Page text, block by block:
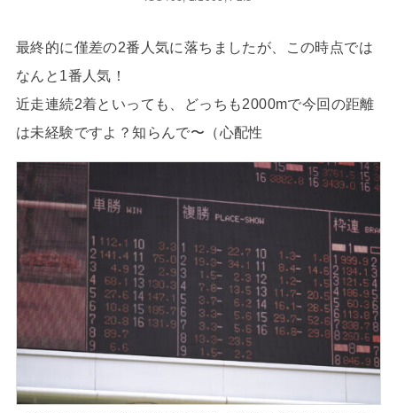
最終的に僅差の2番人気に落ちましたが、この時点では
なんと1番人気！
近走連続2着といっても、どっちも2000mで今回の距離
は未経験ですよ？知らんで〜（心配性